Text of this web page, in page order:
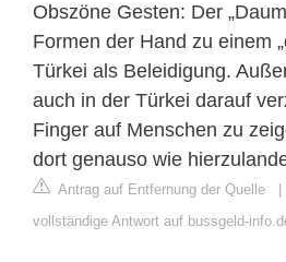
Obszöne Gesten: Der
Formen der Hand zu einem
Türkei als Beleidigung.
auch in der Türkei darauf
Finger auf Menschen zu
dort genauso wie
Antrag auf Entfernung der Quelle
vollständige Antwort auf bussgeld-